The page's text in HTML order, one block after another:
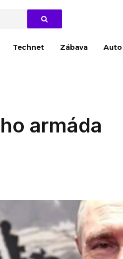
Technet Zábava Auto
armáda